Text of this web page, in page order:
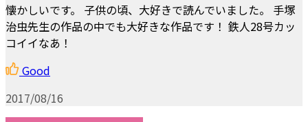
懐かしいです。 子供の頃、大好きで読んでいました。 手塚
治虫先生の作品の中でも大好きな作品です！ 鉄人28号カッ
コイイなあ！
Good
2017/08/16